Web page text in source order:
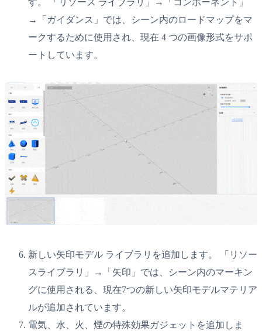
す。 「リソース ライブラリ」→「コンポーネント」
→「ガイダンス」では、シーン内のロードマップをマ
ークするために使用され、現在 4 つの画像形式をサポ
ートしています。
新しい矢印モデル ライブラリを追加します。 「リソー
スライブラリ」→「矢印」では、シーン内のマーキン
グに使用される、現在7つの新しい矢印モデルマテリア
ルが追加されています。
電気、水、火、煙の特殊効果ガジェットを追加しま